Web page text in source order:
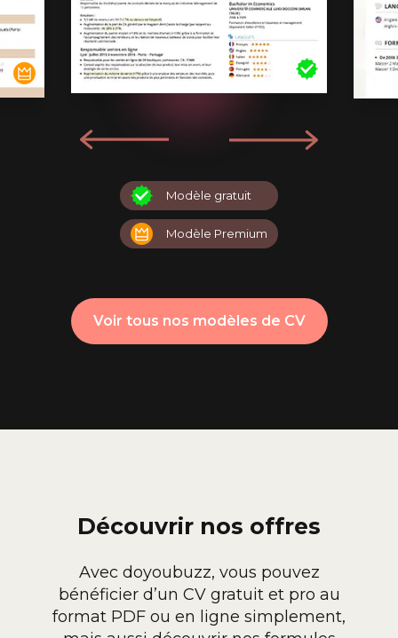
Modèle gratuit
Modèle Premium
Voir tous nos modèles de CV
Découvrir nos offres
Avec doyoubuzz, vous pouvez
bénéficier d’un CV gratuit et pro au
format PDF ou en ligne simplement,